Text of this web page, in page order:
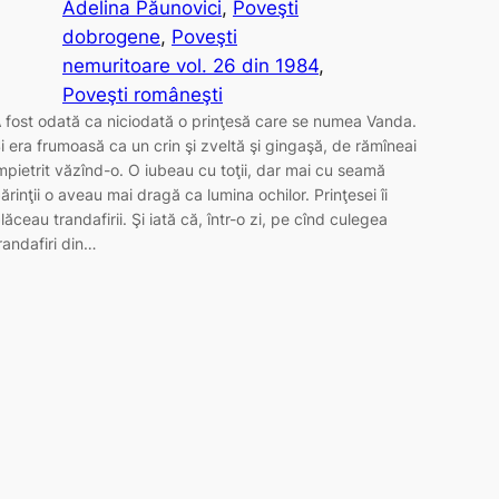
Adelina Păunovici, Poveşti
dobrogene, Poveşti
nemuritoare vol. 26 din 1984
Poveşti româneşti
fost odată ca niciodată o prinţesă care se numea Vanda.
era frumoasă ca un crin şi zveltă şi gingaşă, de rămîneai
văzînd-o. O iubeau cu toţii, dar mai cu seamă
o aveau mai dragă ca lumina ochilor. Prinţesei îi
trandafirii. Şi iată că, într-o zi, pe cînd culegea
din…